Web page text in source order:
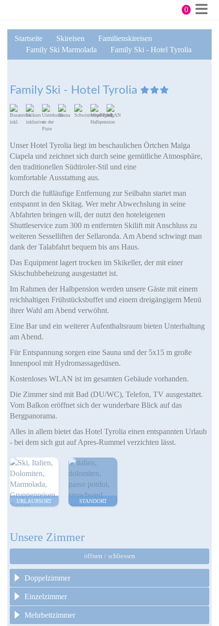
0
Startseite Skireisen
Familienskireisen
Family Ski Marmolada
Family Ski - Hotel Tyrolia
Family Ski - Hotel Tyrolia
Unser Hotel Tyrolia liegt im beschaulichen Örtchen Malga
Ciapela und zeichnet sich durch seine gemütliche Atmosphäre,
den traditionellen Südtiroler-Stil und eine
komfortable Ausstattung aus.
Durch die fußläufige Entfernung zur Seilbahn startet man
entspannt in den Skitag. Wer mehr Abwechslung in seine
Abfahrten bringen will, der nutzt den hoteleigenen
Shuttleservice zum 300 m entfernten Skilift mit Anschluss zu
weiteren Sesselliften der Sellaronda. Am Abend schwingt man
dank der Talabfahrt bequem bis ans Haus.
Das Equipment lagert trocken im Skikeller, der mit einer
Skischuhbeheizung ausgestattet ist.
Im Rahmen der Halbpension werden unsere Gäste mit einem
reichhaltigen Frühstücksbuffet und einem dreigängigem Menü
ihrer Wahl am Abend verwöhnt.
Eine Bar und ein weiterer Aufenthaltsraum bieten Unterhaltung
am Abend.
Für Entspannung sorgen eine Sauna und der 5x15 m große
Innenpool mit Hydromassagedüsen.
Kostenloses WLAN ist im gesamten Gebäude vorhanden.
Die Zimmer sind mit Bad (DU/WC), Telefon, TV ausgestattet.
Vom Balkon eröffnet sich der wunderbare Blick auf das
Bergpanorama.
Alles in allem bietet das Hotel Tyrolia einen entspannten Urlaub
- bei dem sich gut auf Apres-Rummel verzichten lässt.
URLAUBSORT STANDORT
Unsere Zimmer
öffnen / schliessen
Doppelzimmer
Einzelzimmer
Mehrbettzimmer